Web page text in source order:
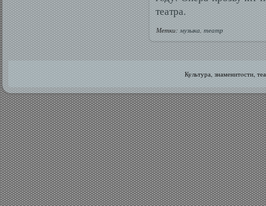
театра.
Метки: музыка, театр
Культура, знаменитοсти,